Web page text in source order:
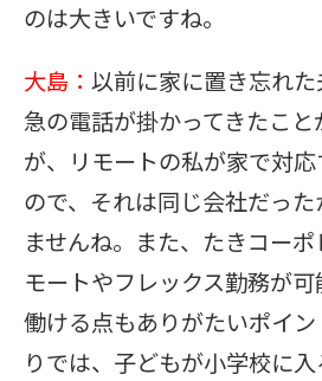
のは大きいですね。
大島：以前に家に置き忘れ
急の電話が掛かってきたこ
が、リモートの私が家で対
ので、それは同じ会社だっ
ませんね。また、たきコー
モートやフレックス勤務が可
働ける点もありがたいポイ
りでは、子どもが小学校に